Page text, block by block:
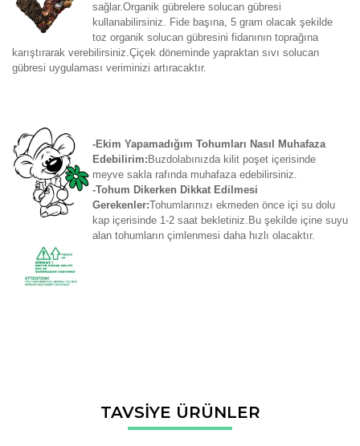
sağlar.Organik gübrelere solucan gübresi
kullanabilirsiniz. Fide başına, 5 gram olacak şekilde
toz organik solucan gübresini fidanının toprağına
karıştırarak verebilirsiniz.Çiçek döneminde yapraktan sıvı solucan
gübresi uygulaması veriminizi artıracaktır.
-Ekim Yapamadığım Tohumları Nasıl Muhafaza
Edebilirim: Buzdolabınızda kilit poşet içerisinde
meyve sakla rafında muhafaza edebilirsiniz.
-Tohum Dikerken Dikkat Edilmesi
Gerekenler:Tohumlarınızı ekmeden önce içi su dolu
kap içerisinde 1-2 saat bekletiniz.Bu şekilde içine suyu
alan tohumların çimlenmesi daha hızlı olacaktır.
Bu ürüne ilk yorumu siz yapın!
Bu ürünün fiyat bilgisi, resim, ürün açıklamalarında ve diğer
konularda yetersiz gördüğünüz noktaları öneri formunu
TAVSİYE ÜRÜNLER